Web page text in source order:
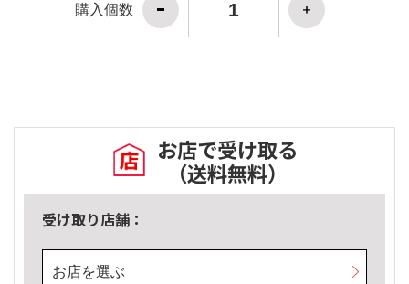
購入個数
お店で受け取る
（送料無料）
受け取り店舗：
お店を選ぶ